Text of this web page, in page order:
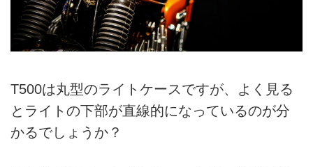
T500は丸型のライトケースですが、よく見る
とライトの下部が直線的になっているのが分
かるでしょうか？